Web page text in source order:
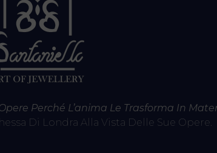
Perché L’anima Le Trasforma In
Di Londra Alla Vista Delle Sue Opere.